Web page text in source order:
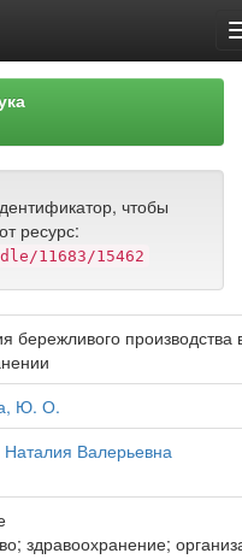
чтобы
ресурс:
11683/15462
бережливого производства
Ю. О.
Валерьевна
здравоохранение;